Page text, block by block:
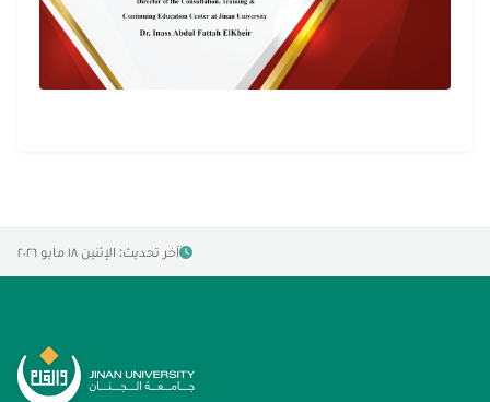
آخر تحديث: الإثنين ١٨ مايو ٢٠٢٦